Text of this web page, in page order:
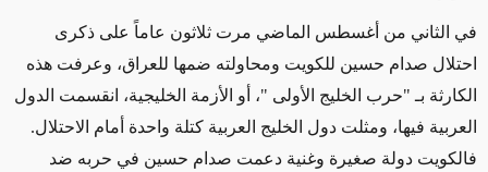
في الثاني من أغسطس الماضي مرت ثلاثون عاماً على ذكرى
احتلال صدام حسين للكويت ومحاولته ضمها للعراق، وعرفت هذه
الكارثة بـ "حرب الخليج الأولى "، أو الأزمة الخليجية، انقسمت الدول
العربية فيها، ومثلت دول الخليج العربية كتلة واحدة أمام الاحتلال.
فالكويت دولة صغيرة وغنية دعمت صدام حسين في حربه ضد